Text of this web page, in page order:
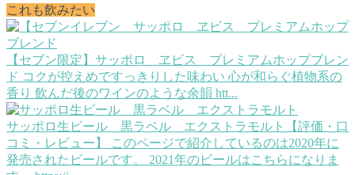
これも飲みたい
【セブン限定】サッポロ ヱビス プレミアムホップブレン
ド コクが控えめですっきりした味わい 心が和らぐ植物系の
香り 飲んだ後のワインのような余韻 htt...
サッポロ生ビール 黒ラベル エクストラモルト【評価・口
コミ・レビュー】
このページで紹介しているのは2020年に
発売されたビールです。 2021年のビールはこちらになりま